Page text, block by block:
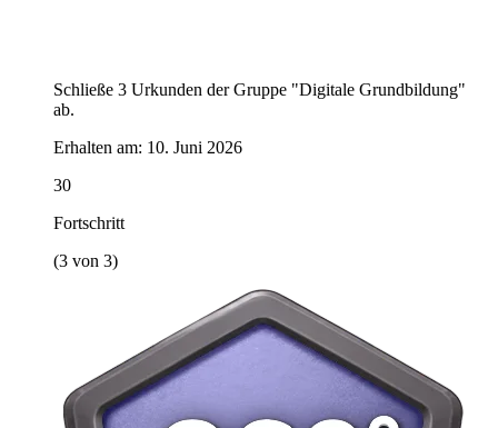
Schließe 3 Urkunden der Gruppe "Digitale Grundbildung"
ab.
Erhalten am: 10. Juni 2026
30
Fortschritt
(3 von 3)